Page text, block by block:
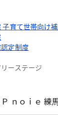
育て世帯向け
定制度
ーステージ
Ｐ ｎｏｉｅ 練